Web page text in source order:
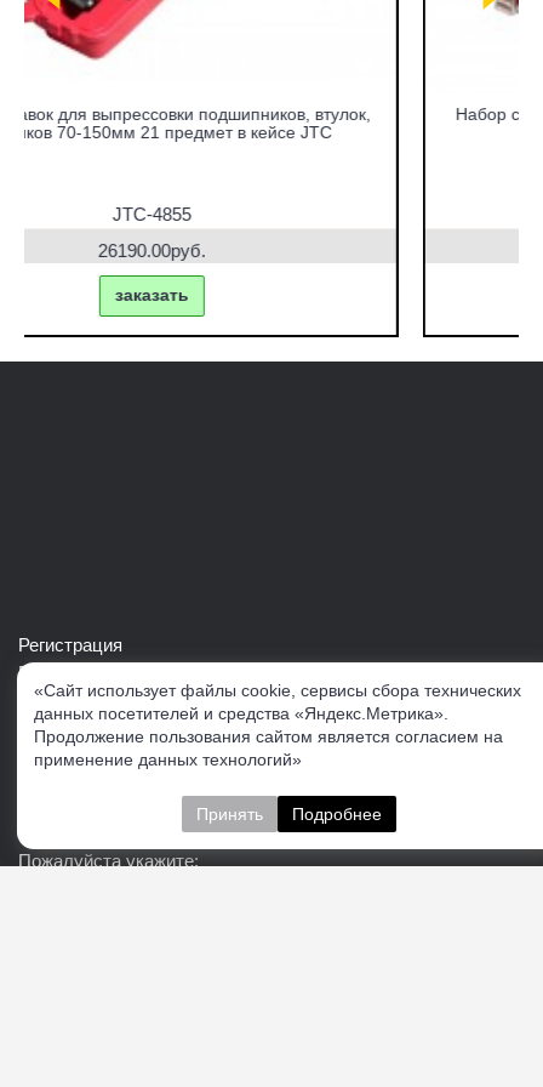
Набор съемников сайлентблоков под гидравлический
привод в кейсе JTC
Регистрация
Войти в свой аккаунт
Скачать каталог продукции VERTUL
Следите за нами
Пожалуйста укажите:
«Сайт использует файлы cookie, сервисы сбора технических
данных посетителей и средства «Яндекс.Метрика».
Продолжение пользования сайтом является согласием на
применение данных технологий»
Принять Подробнее